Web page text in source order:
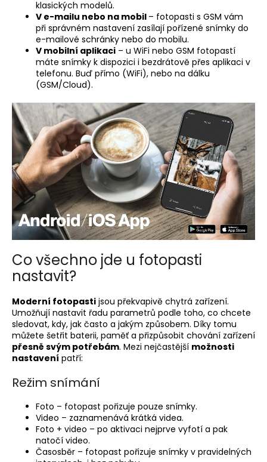
klasických modelů.
V e-mailu nebo na mobil – fotopasti s GSM vám
při správném nastavení zasílají pořízené snímky do
e-mailové schránky nebo do mobilu.
V mobilní aplikaci – u WiFi nebo GSM fotopastí
máte snímky k dispozici i bezdrátově přes aplikaci v
telefonu. Buď přímo (WiFi), nebo na dálku
(GSM/Cloud).
Co všechno jde u fotopasti
nastavit?
Moderní fotopasti jsou překvapivě chytrá zařízení.
Umožňují nastavit řadu parametrů podle toho, co chcete
sledovat, kdy, jak často a jakým způsobem. Díky tomu
můžete šetřit baterii, paměť a přizpůsobit chování zařízení
přesně svým potřebám. Mezi nejčastější možnosti
nastavení patří:
Režim snímání
Foto – fotopast pořizuje pouze snímky.
Video – zaznamenává krátká videa.
Foto + video – po aktivaci nejprve vyfotí a pak
natočí video.
Časosběr – fotopast pořizuje snímky v pravidelných